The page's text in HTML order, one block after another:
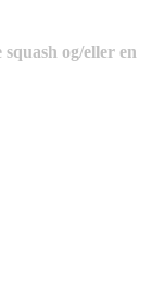
og/eller en